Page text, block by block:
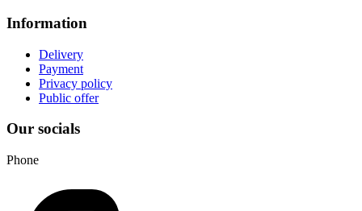
Information
Delivery
Payment
Privacy policy
Public offer
Our socials
Phone